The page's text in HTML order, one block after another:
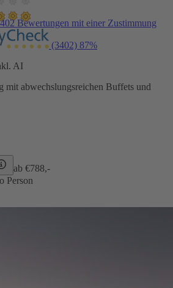
Bewertungen mit einer Zustimmung
(3402) 87%
AI
abwechslungsreichen Buffets und
ab €788,-
Person